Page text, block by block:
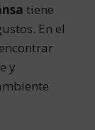
tiene
En el
y